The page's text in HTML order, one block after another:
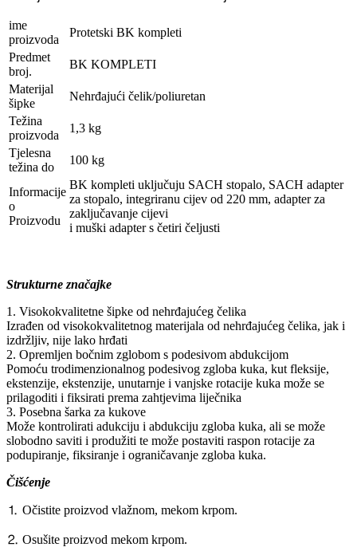
ime
proizvoda
Protetski BK kompleti
Predmet
broj.
BK KOMPLETI
Materijal
šipke
Nehrđajući čelik/poliuretan
Težina
proizvoda
1,3 kg
Tjelesna
težina do
100 kg
Informacije
o
Proizvodu
BK kompleti uključuju SACH stopalo, SACH adapter
za stopalo, integriranu cijev od 220 mm, adapter za
zaključavanje cijevi
i muški adapter s četiri čeljusti
Strukturne značajke
1. Visokokvalitetne šipke od nehrđajućeg čelika
Izrađen od visokokvalitetnog materijala od nehrđajućeg čelika, jak i
izdržljiv, nije lako hrđati
2. Opremljen bočnim zglobom s podesivom abdukcijom
Pomoću trodimenzionalnog podesivog zgloba kuka, kut fleksije,
ekstenzije, ekstenzije, unutarnje i vanjske rotacije kuka može se
prilagoditi i fiksirati prema zahtjevima liječnika
3. Posebna šarka za kukove
Može kontrolirati adukciju i abdukciju zgloba kuka, ali se može
slobodno saviti i produžiti te može postaviti raspon rotacije za
podupiranje, fiksiranje i ograničavanje zgloba kuka.
Čišćenje
⒈ Očistite proizvod vlažnom, mekom krpom.
⒉ Osušite proizvod mekom krpom.